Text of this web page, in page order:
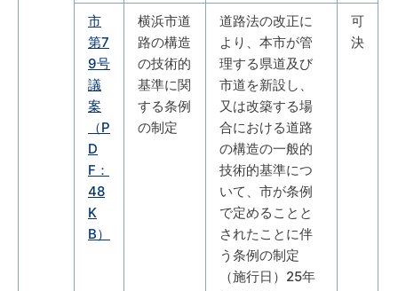
市
第7
9号
議
案
（P
D
F：
48
K
B）
横浜市道
路の構造
の技術的
基準に関
する条例
の制定
道路法の改正に
より、本市が管
理する県道及び
市道を新設し、
又は改築する場
合における道路
の構造の一般的
技術的基準につ
いて、市が条例
で定めることと
されたことに伴
う条例の制定
（施行日）25年
可
決